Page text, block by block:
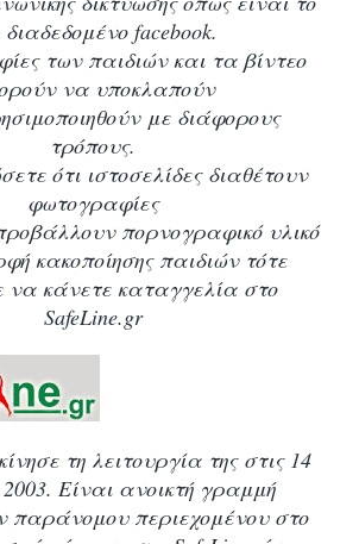
διαδεδομένο facebook.
των παιδιών και τα βίντεο
να υποκλαπούν
με διάφορους
τρόπους.
ότι ιστοσελίδες διαθέτουν
φωτογραφίες
πορνογραφικό υλικό
κακοποίησης παιδιών τότε
να κάνετε καταγγελία στο
SafeLine.gr
τη λειτουργία της στις 14
Είναι ανοικτή γραμμή
παράνομου περιεχομένου στο